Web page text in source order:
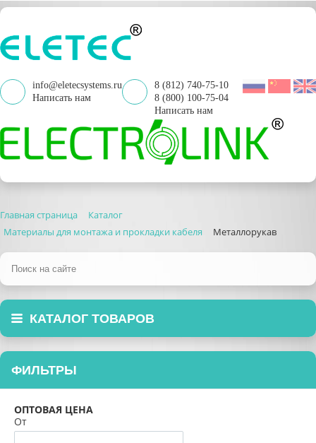
info@eletecsystems.ru
Написать нам
8 (812) 740-75-10
8 (800) 100-75-04
Написать нам
Главная страница
Каталог
Материалы для монтажа и прокладки кабеля
Металлорукав
КАТАЛОГ ТОВАРОВ
ФИЛЬТРЫ
ОПТОВАЯ ЦЕНА
От